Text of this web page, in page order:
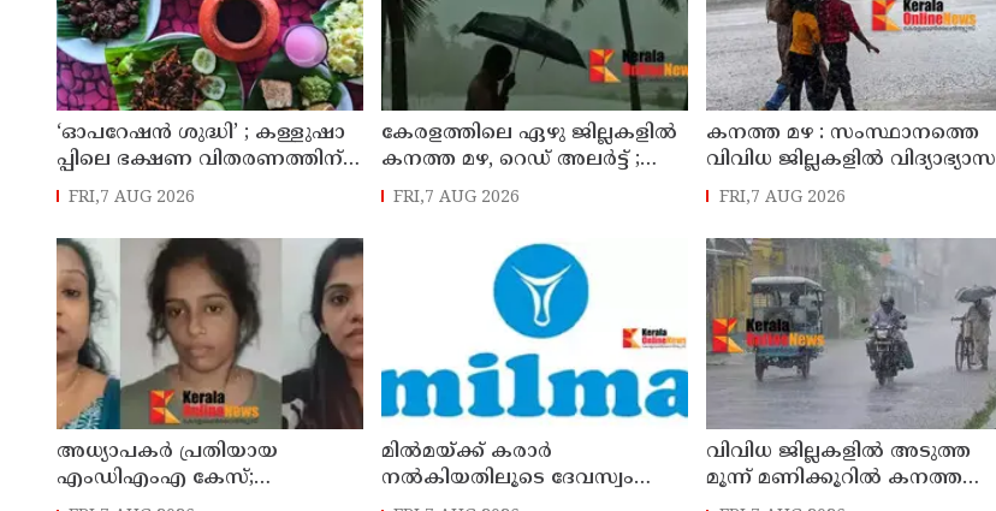
‘ഓ​പ​റേ​ഷ​ൻ ശു​ദ്ധി’ ; ക​ള്ളു​ഷാ​
പ്പി​ലെ ഭ​ക്ഷ​ണ വി​ത​ര​ണ​ത്തി​ന്
ലൈ​സ​ൻ​സ് നി​ർ​ബ​ന്ധ​മാ​ക്കി ഉ​
ത്ത​ര​വി​റ​ക്കി എ​ക്​​സൈ​സ്​ വ​കു​
പ്പ്​
FRI,7 AUG 2026
കേരളത്തിലെ ഏഴു ജില്ലകളിൽ
കനത്ത മഴ, റെഡ് അലർട്ട് ;
നാലുജില്ലകളിൽ
കടലാക്രമണത്തിന് സാധ്യത
FRI,7 AUG 2026
കനത്ത മഴ : സംസ്ഥാനത്തെ
വിവിധ ജില്ലകളിൽ വിദ്യാഭ്യാസ
സ്ഥാപനങ്ങൾക്ക് അവധി
FRI,7 AUG 2026
അധ്യാപകര്‍ പ്രതിയായ
എംഡിഎംഎ കേസ്;
മയക്കുമരുന്ന് കടത്തിന്
മില്‍മയ്ക്ക് കരാര്‍
നല്‍കിയതിലൂടെ ദേവസ്വം
ബോര്‍ഡിന് നഷ്ടമായത്
വിവിധ ജില്ലകളില്‍ അടുത്ത
മൂന്ന് മണിക്കൂറില്‍ കനത്ത
സാധ്യത